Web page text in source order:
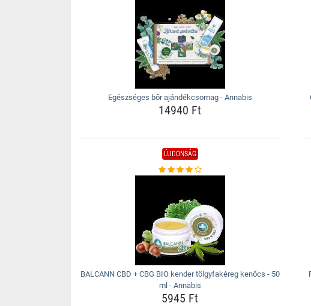
Egészséges bőr ajándékcsomag - Annabis
14940 Ft
ÚJDONSÁG
BALCANN CBD + CBG BIO kender tölgyfakéreg kenőcs - 50
ml - Annabis
5945 Ft